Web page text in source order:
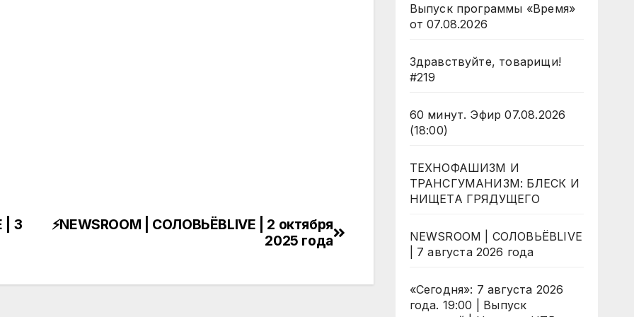
⚡️NEWSROOM | СОЛОВЬЁВLIVE | 2 октября
2025 года
| 3
Выпуск программы «Время»
от 07.08.2026
Здравствуйте, товарищи!
#219
60 минут. Эфир 07.08.2026
(18:00)
ТЕХНОФАШИЗМ И
ТРАНСГУМАНИЗМ: БЛЕСК И
НИЩЕТА ГРЯДУЩЕГО
NEWSROOM | СОЛОВЬЁВLIVE
| 7 августа 2026 года
«Сегодня»: 7 августа 2026
года. 19:00 | Выпуск